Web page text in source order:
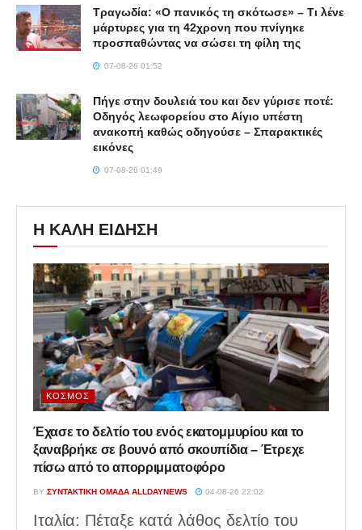
Τραγωδία: «Ο πανικός τη σκότωσε» – Τι λένε
μάρτυρες για τη 42χρονη που πνίγηκε
προσπαθώντας να σώσει τη φίλη της
07-08-26 01:52
Πήγε στην δουλειά του και δεν γύρισε ποτέ:
Οδηγός λεωφορείου στο Αίγιο υπέστη
ανακοπή καθώς οδηγούσε – Σπαρακτικές
εικόνες
07-08-26 01:49
Η ΚΑΛΗ ΕΙΔΗΣΗ
ΚΌΣΜΟΣ
Έχασε το δελτίο του ενός εκατομμυρίου και το
ξαναβρήκε σε βουνό από σκουπίδια – Έτρεχε
πίσω από το απορριμματοφόρο
BY ΣΥΝΤΑΚΤΙΚΉ ΟΜΆΔΑ ALLDAYNEWS 04-08-26 22:02
Ιταλία: Πέταξε κατά λάθος δελτίο του